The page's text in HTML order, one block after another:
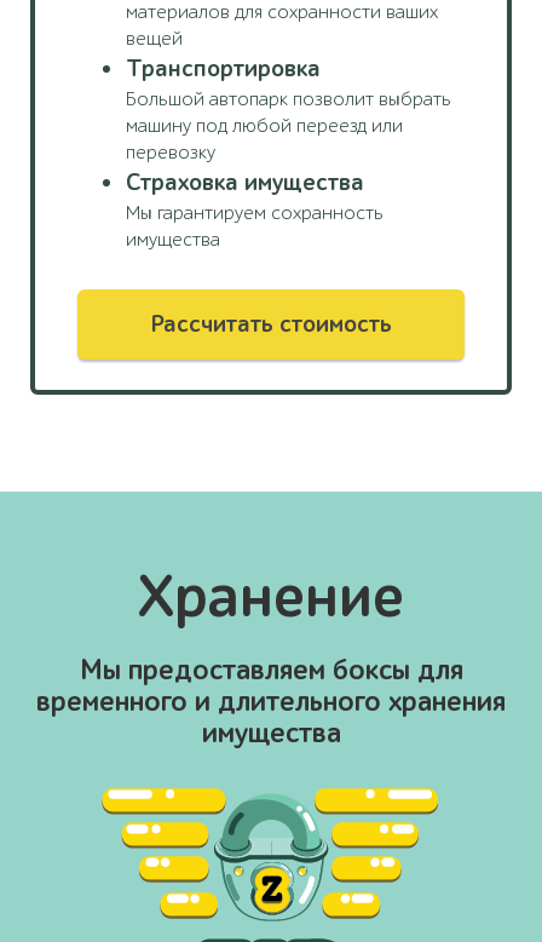
материалов для сохранности ваших
вещей
Транспортировка
Большой автопарк позволит выбрать
машину под любой переезд или
перевозку
Страховка имущества
Мы гарантируем сохранность
имущества
Рассчитать стоимость
Хранение
Мы предоставляем боксы для
временного и длительного хранения
имущества